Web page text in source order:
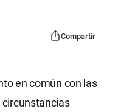
Compartir
en común con las